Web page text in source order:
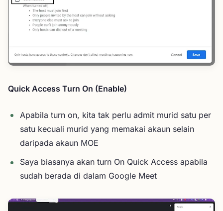
Quick Access Turn On (Enable)
Apabila turn on, kita tak perlu admit murid satu per
satu kecuali murid yang memakai akaun selain
daripada akaun MOE
Saya biasanya akan turn On Quick Access apabila
sudah berada di dalam Google Meet